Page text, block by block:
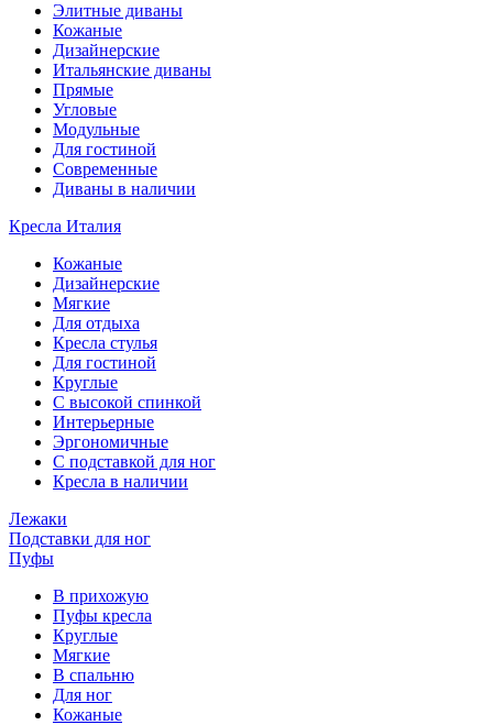
Элитные диваны
Кожаные
Дизайнерские
Итальянские диваны
Прямые
Угловые
Модульные
Для гостиной
Современные
Диваны в наличии
Кресла Италия
Кожаные
Дизайнерские
Мягкие
Для отдыха
Кресла стулья
Для гостиной
Круглые
С высокой спинкой
Интерьерные
Эргономичные
С подставкой для ног
Кресла в наличии
Лежаки
Подставки для ног
Пуфы
В прихожую
Пуфы кресла
Круглые
Мягкие
В спальню
Для ног
Кожаные